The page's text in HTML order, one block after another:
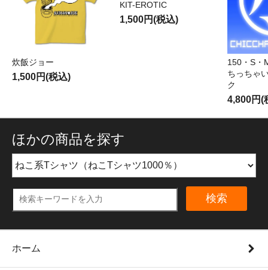
炊飯ジョー
1,500円(税込)
KIT-EROTIC
1,500円(税込)
150・S・
ちっちゃ
ク
4,800円(
ほかの商品を探す
検索
ホーム